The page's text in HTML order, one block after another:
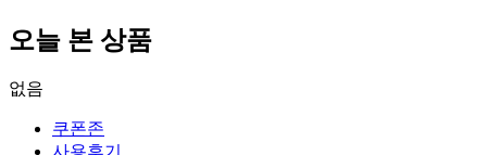
오늘 본 상품
없음
쿠폰존